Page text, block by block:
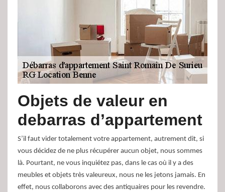
Objets de valeur en
debarras d’appartement
S’il faut vider totalement votre appartement, autrement dit, si
vous décidez de ne plus récupérer aucun objet, nous sommes
là. Pourtant, ne vous inquiétez pas, dans le cas où il y a des
meubles et objets très valeureux, nous ne les jetons jamais. En
effet, nous collaborons avec des antiquaires pour les revendre.